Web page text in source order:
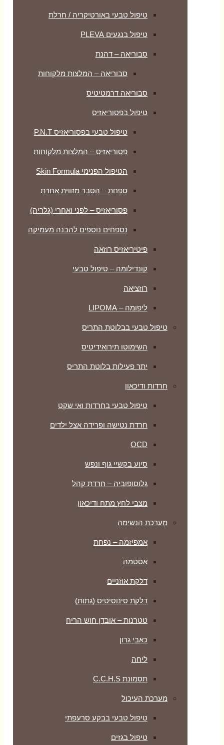
טיפול טבעי באורטיקריה / חרלת
טיפול בנגעים PLEVA
סבוריאה – דהנת
סבוריאה – המלצות מלקוחות
סבוריאה דרמטיטיס
טיפול בפסוריאזיס
טיפול טבעי בפסוריאזיס P.N.T
פסוריאזיס – המלצות מלקוחות
הטיפול הפנימי Skin Formula
ספחת – הסבר מזווית אחרת
פסוריאזיס – לפני ואחרי (גלריה)
נספחים נוספים להבנה מעמיקה
פיטיריאזיס רוזאה
קונדילומה – טיפול טבעי
רוזציאה
ליפומה – LIPOMA
טיפול טבעי בבלוטת התריס
השימוטו תירואידיטיס
יתר פעילות בלוטת התריס
חרדות ודיכאון
טיפול טבעי בחרדות ואי שקט
חרדת נטישה ופרידה אצל ילדים
OCD
סיוע בקשיי גוף ונפש
גלוסופוביה – חרדת קהל
מצבי לחץ מתח ודיכאון
מערכת הנשימה
אמפיזמה – נפחת
אסטמה
דלקת אוזניים
דלקת סינוסיטיס (גתות)
טטרנות – אובדן חוש הריח
כאבי גרון
ליחה
תסמונת C.C.H.S
מערכת העיכול
טיפול טבעי בבקע סרעפתי
טיפול בגזים